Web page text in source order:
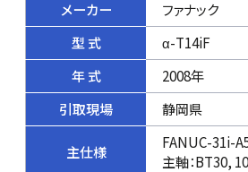
メーカー
ファナック
型 式
α-T14iF
年 式
2008年
引取現場
静岡県
主仕様
FANUC-31i-
主軸：BT30,